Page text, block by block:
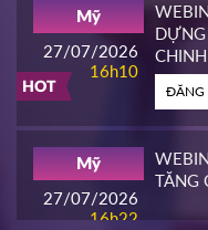
14h00
ĐĂNG
16h00
ĐĂNG
HOT
27/07/2026
16h10
Mỹ
ĐĂNG
27/07/2026
16h22
Mỹ
TĂNG